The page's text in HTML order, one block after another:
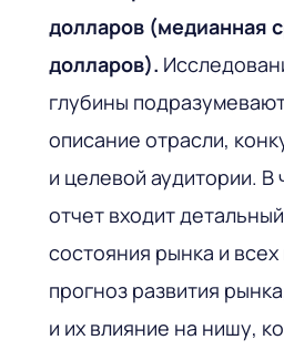
долларов (медианная
долларов).
глубины
описание отрасли,
и целевой аудитории. В
отчет входит
состояния рынка и
прогноз развития
и их влияние на нишу,